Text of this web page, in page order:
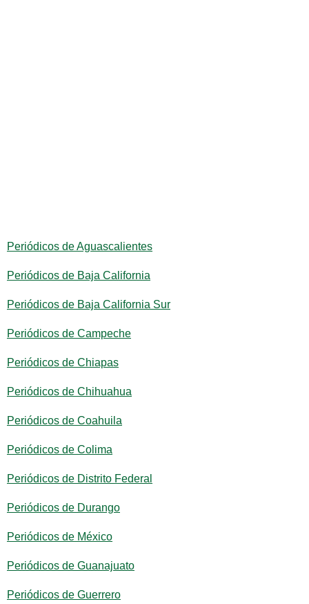
Periódicos de Aguascalientes
Periódicos de Baja California
Periódicos de Baja California Sur
Periódicos de Campeche
Periódicos de Chiapas
Periódicos de Chihuahua
Periódicos de Coahuila
Periódicos de Colima
Periódicos de Distrito Federal
Periódicos de Durango
Periódicos de México
Periódicos de Guanajuato
Periódicos de Guerrero